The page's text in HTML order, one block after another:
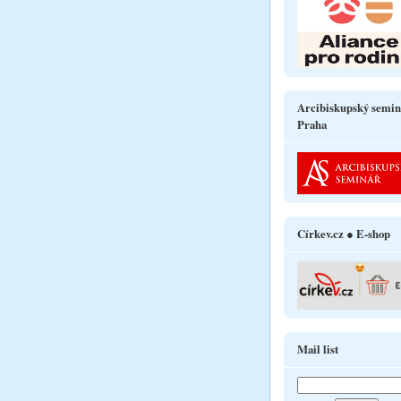
Arcibiskupský
Praha
Církev.cz ● E-shop
Mail list